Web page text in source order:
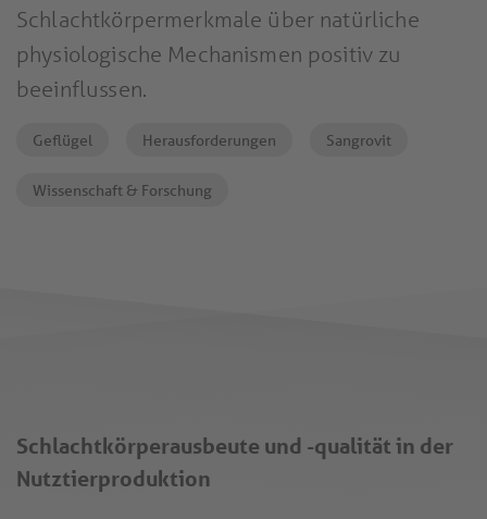
Schlachtkörpermerkmale über natürliche
physiologische Mechanismen positiv zu
beeinflussen.
Geflügel Herausforderungen Sangrovit
Wissenschaft & Forschung
Schlachtkörperausbeute und -qualität in der
Nutztierproduktion